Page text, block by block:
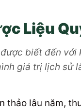
Liệu
biết đến với
giá trị lịch sử
thảo lâu năm,